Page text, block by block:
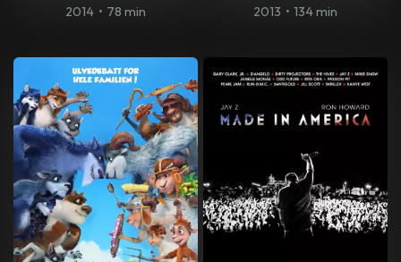
2014 • 78 min 2013 • 134 min